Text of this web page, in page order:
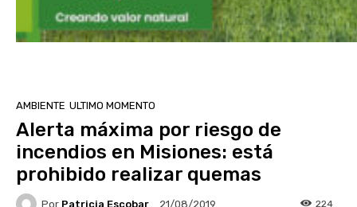
AMBIENTE ULTIMO MOMENTO
Alerta máxima por riesgo de
incendios en Misiones: está
prohibido realizar quemas
Por Patricia Escobar 224